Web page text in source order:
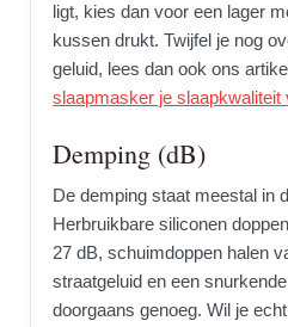
ligt, kies dan voor een lager
kussen drukt. Twijfel je nog
geluid, lees dan ook ons
slaapmasker je slaapkwaliteit
Demping (dB)
De demping staat meestal in
Herbruikbare siliconen
27 dB, schuimdoppen halen
straatgeluid en een
doorgaans genoeg. Wil je